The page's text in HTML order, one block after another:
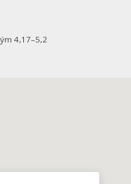
4,17–5,2